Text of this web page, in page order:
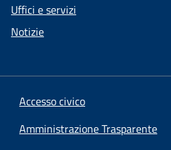
Uffici e servizi
Notizie
Accesso civico
Amministrazione Trasparente